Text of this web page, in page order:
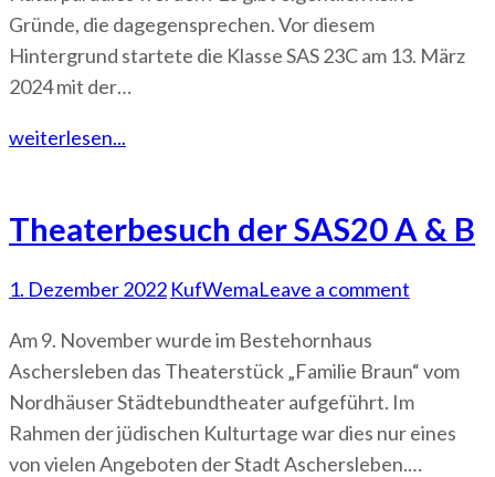
Gründe, die dagegensprechen. Vor diesem
Hintergrund startete die Klasse SAS 23C am 13. März
2024 mit der…
weiterlesen...
Theaterbesuch der SAS20 A & B
1. Dezember 2022 KufWemaLeave a comment
Am 9. November wurde im Bestehornhaus
Aschersleben das Theaterstück „Familie Braun“ vom
Nordhäuser Städtebundtheater aufgeführt. Im
Rahmen der jüdischen Kulturtage war dies nur eines
von vielen Angeboten der Stadt Aschersleben.…